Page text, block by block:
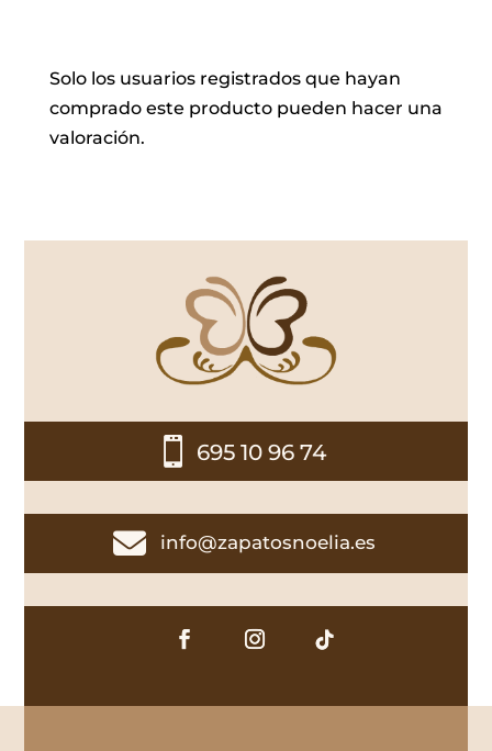
Solo los usuarios registrados que hayan
comprado este producto pueden hacer una
valoración.
 695 10 96 74
 info@zapatosnoelia.es